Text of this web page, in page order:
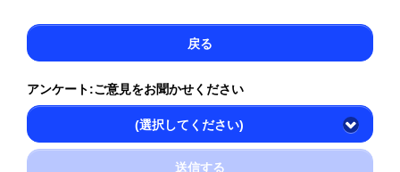
戻る
アンケート:ご意見をお聞かせください
(選択してください)
送信する